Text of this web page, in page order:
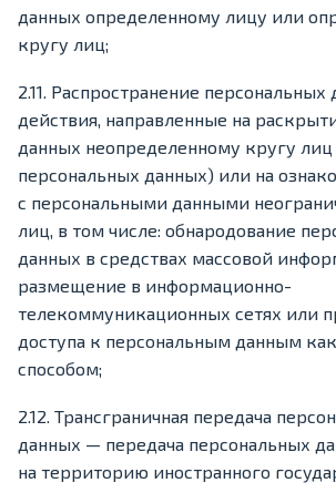
данных определенному лицу или
кругу лиц;
2.11. Распространение
действия, направленные на
данных неопределенному кругу лиц
персональных данных) или на
с персональными данными
лиц, в том числе: обнародование
данных в средствах массовой
размещение в информационно-
телекоммуникационных сетях или
доступа к персональным данным
способом;
2.12. Трансграничная передача
данных — передача персональных
на территорию иностранного